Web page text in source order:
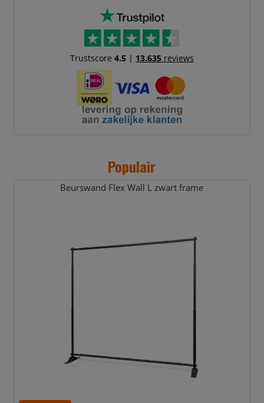
Trustscore 4.5| 13.635reviews
Populair
Beurswand Flex Wall L zwart frame